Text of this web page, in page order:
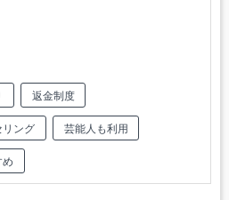
返金制度
リング 芸能人も利用
め